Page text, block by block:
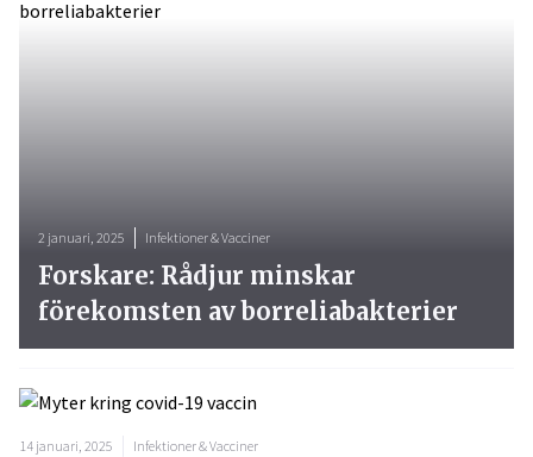
14 januari, 2025 Infektioner & Vacciner
2 januari, 2025 Infektioner & Vacciner
Forskare: Rådjur minskar
förekomsten av borreliabakterier